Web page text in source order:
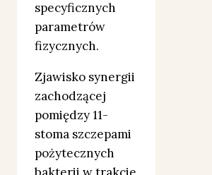
specyficznych
parametrów
fizycznych.
Zjawisko synergii
zachodzącej
pomiędzy 11-
stoma szczepami
pożytecznych